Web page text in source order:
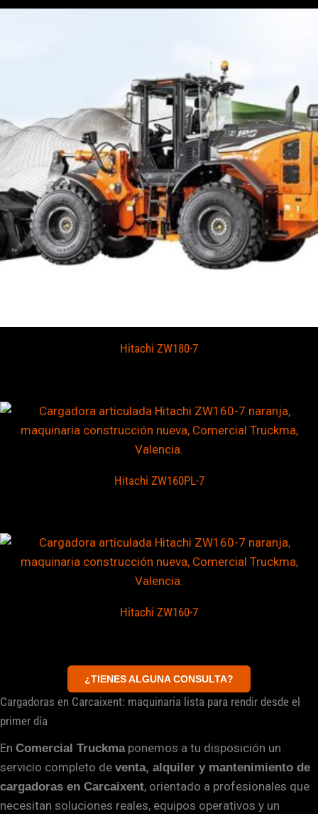
Hitachi ZW180-7
Hitachi ZW160PL-7
Hitachi ZW160-7
¿TIENES ALGUNA CONSULTA?
Cargadoras en Carcaixent: maquinaria lista para rendir desde el
primer día
En Comercial Truckmaponemos a tu disposición un
servicio completo de venta, alquiler y mantenimiento de
cargadoras en Carcaixent, orientado a profesionales que
necesitan soluciones reales, equipos operativos y un